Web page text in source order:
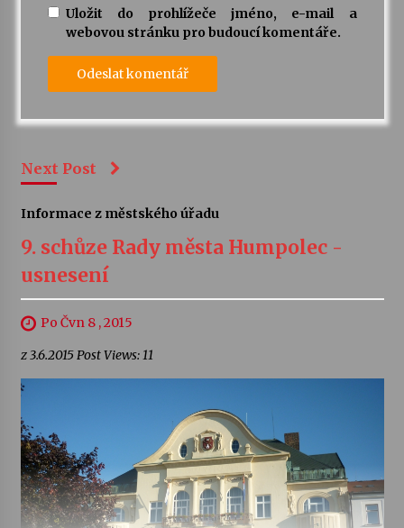
Uložit do prohlížeče jméno, e-mail a
webovou stránku pro budoucí komentáře.
Next Post
Informace z městského úřadu
9. schůze Rady města Humpolec -
usnesení
Po Čvn 8 , 2015
z 3.6.2015 Post Views: 11